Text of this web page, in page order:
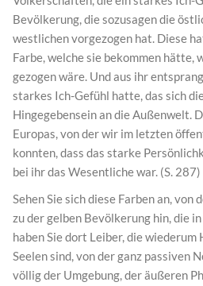
Bevölkerung, die sozusagen die
westlichen vorgezogen hat. Diese
Farbe, welche sie bekommen hätte,
gezogen wäre. Und aus ihr
starkes Ich-Gefühl hatte, das sich
Hingegebensein an die Außenwelt.
Europas, von der wir im letzten
konnten, dass das starke
bei ihr das Wesentliche war. (S. 287)
Sehen Sie sich diese Farben an, von
zu der gelben Bevölkerung hin, die
haben Sie dort Leiber, die
Seelen sind, von der ganz passiven
völlig der Umgebung, der äußeren